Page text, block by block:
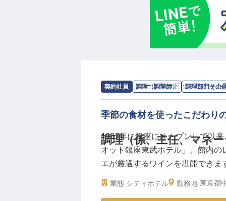
契約社員 調理（調理師） 調理部門その
調理（係、主任、マネ
求人情報：コートヤード・マリオット
季節の食材を使ったこだわり
1987年に銀座にオープンして以
オット銀座東武ホテル」。館内
エが厳選するワインを堪能でき
募集。料理を通して、感動のひ
業態 シティホテル 勤務地 東京都